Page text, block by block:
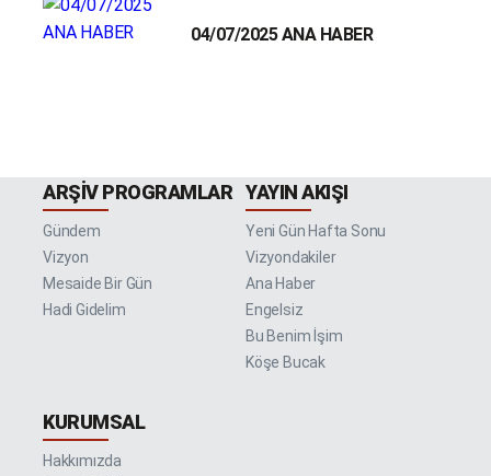
04/07/2025 ANA HABER
ARŞIV PROGRAMLAR
Gündem
Vizyon
Mesaide Bir Gün
Hadi Gidelim
YAYIN AKIŞI
Yeni Gün Hafta Sonu
Vizyondakiler
Ana Haber
Engelsiz
Bu Benim İşim
Köşe Bucak
KURUMSAL
Hakkımızda